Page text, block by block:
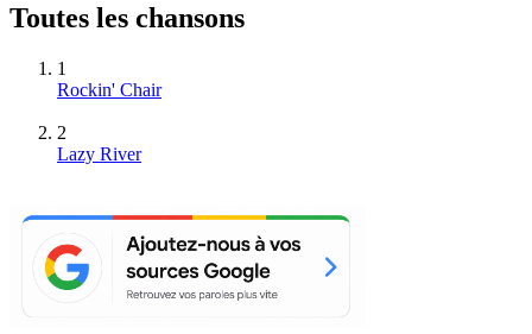
Toutes les chansons
1
Rockin' Chair
2
Lazy River